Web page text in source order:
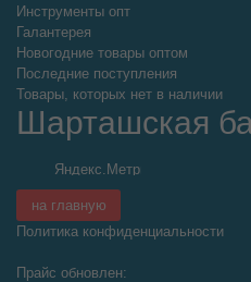
Инструменты опт
Галантерея
Новогодние товары оптом
Последние поступления
Товары, которых нет в наличии
Шарташская
на главную
Политика конфиденциальности
Прайс обновлен: